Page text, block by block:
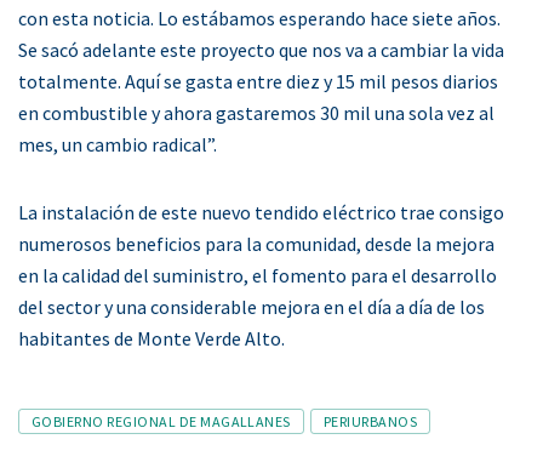
con esta noticia. Lo estábamos esperando hace siete años.
Se sacó adelante este proyecto que nos va a cambiar la vida
totalmente. Aquí se gasta entre diez y 15 mil pesos diarios
en combustible y ahora gastaremos 30 mil una sola vez al
mes, un cambio radical”.
La instalación de este nuevo tendido eléctrico trae consigo
numerosos beneficios para la comunidad, desde la mejora
en la calidad del suministro, el fomento para el desarrollo
del sector y una considerable mejora en el día a día de los
habitantes de Monte Verde Alto.
Tags
GOBIERNO REGIONAL DE MAGALLANES PERIURBANOS